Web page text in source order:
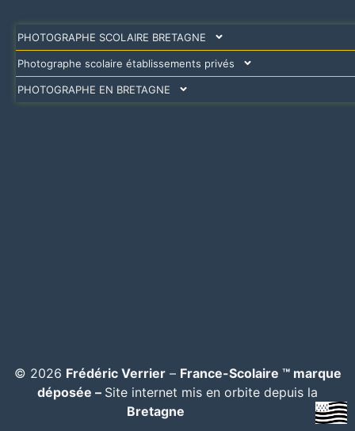
PHOTOGRAPHE SCOLAIRE BRETAGNE
Photographe scolaire établissements privés
PHOTOGRAPHE EN BRETAGNE
© 2026 Frédéric Verrier– France-Scolaire ™ marque
déposée – Site internet mis en orbite depuis la
Bretagne